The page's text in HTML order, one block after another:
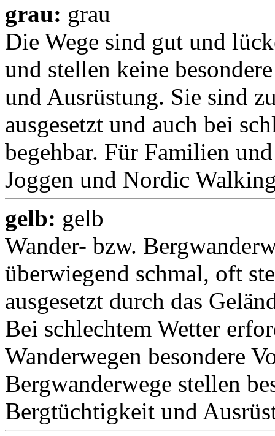
grau: grau
Die Wege sind gut und
und stellen keine
und Ausrüstung. Sie sind
ausgesetzt und auch bei
begehbar. Für Familien
Joggen und Nordic
gelb: gelb
Wander- bzw.
überwiegend schmal, oft
ausgesetzt durch das
Bei schlechtem Wetter
Wanderwegen besondere
Bergwanderwege stellen
Bergtüchtigkeit und